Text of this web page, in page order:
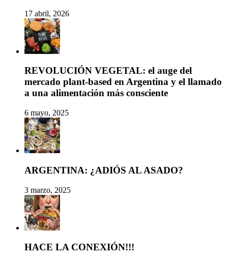
17 abril, 2026
REVOLUCIÓN VEGETAL: el auge del
mercado plant-based en Argentina y el llamado
a una alimentación más consciente
6 mayo, 2025
ARGENTINA: ¿ADIÓS AL ASADO?
3 marzo, 2025
HACE LA CONEXIÓN!!!